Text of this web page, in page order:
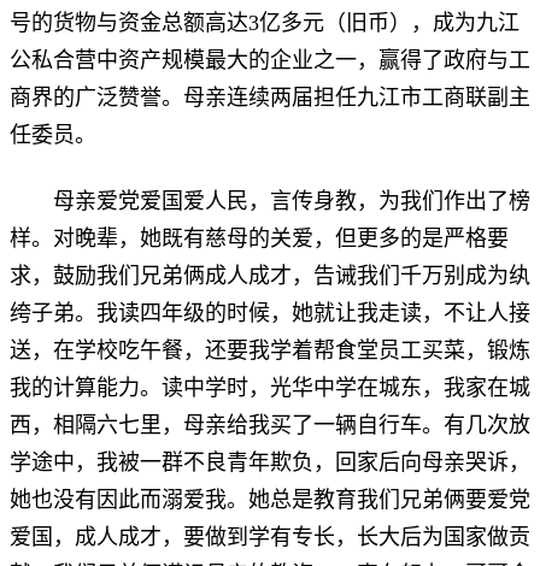
号的货物与资金总额高达3亿多元（旧币），成为九江
公私合营中资产规模最大的企业之一，赢得了政府与工
商界的广泛赞誉。母亲连续两届担任九江市工商联副主
任委员。
母亲爱党爱国爱人民，言传身教，为我们作出了榜
样。对晚辈，她既有慈母的关爱，但更多的是严格要
求，鼓励我们兄弟俩成人成才，告诫我们千万别成为纨
绔子弟。我读四年级的时候，她就让我走读，不让人接
送，在学校吃午餐，还要我学着帮食堂员工买菜，锻炼
我的计算能力。读中学时，光华中学在城东，我家在城
西，相隔六七里，母亲给我买了一辆自行车。有几次放
学途中，我被一群不良青年欺负，回家后向母亲哭诉，
她也没有因此而溺爱我。她总是教育我们兄弟俩要爱党
爱国，成人成才，要做到学有专长，长大后为国家做贡